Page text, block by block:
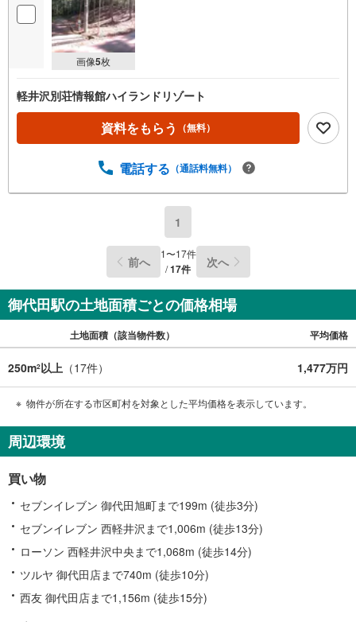
画像5枚
軽井沢別荘情報館ハイランドリゾート
資料をもらう （無料）
電話する （通話料無料）
1
前へ 1〜17件
/17件 次へ
御代田駅の土地面積ごとの価格相場
土地面積（該当物件数） 平均価格
250m2以上 （17件） 1,477万円
物件が所在する市区町村を対象とした平均価格を表示しています。
周辺環境
買い物
セブンイレブン 御代田旭町まで199m (徒歩3分)
セブンイレブン 西軽井沢まで1,006m (徒歩13分)
ローソン 西軽井沢中央まで1,068m (徒歩14分)
ツルヤ 御代田店まで740m (徒歩10分)
西友 御代田店まで1,156m (徒歩15分)